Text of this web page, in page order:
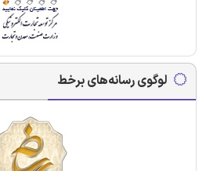
لوگوی رسانه‌های برخط